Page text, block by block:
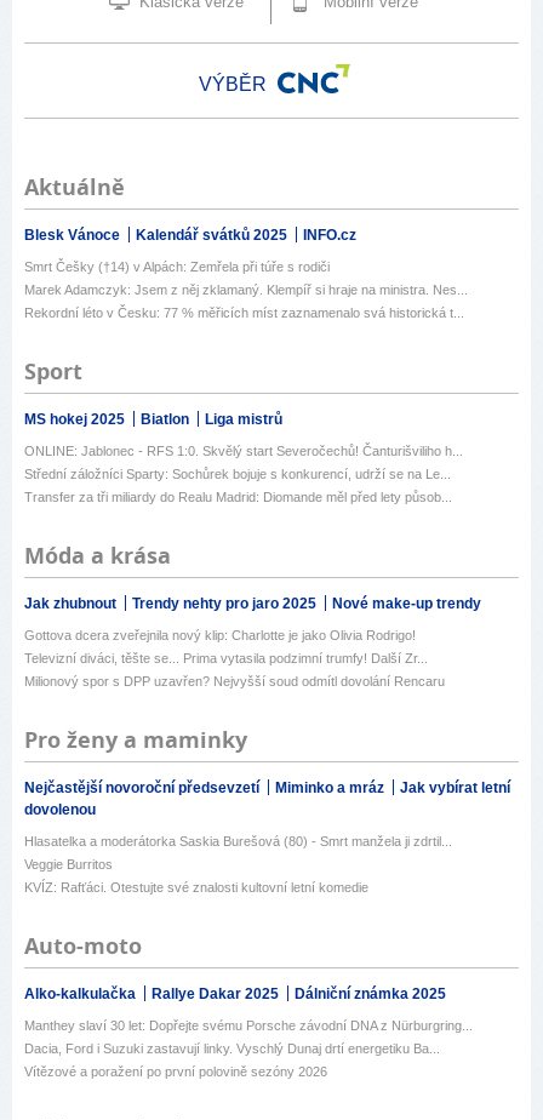
VÝBĚR
Aktuálně
Blesk Vánoce Kalendář svátků 2025 INFO.cz
Smrt Češky (†14) v Alpách: Zemřela při túře s rodiči
Marek Adamczyk: Jsem z něj zklamaný. Klempíř si hraje na ministra. Nes...
Rekordní léto v Česku: 77 % měřicích míst zaznamenalo svá historická t...
Sport
MS hokej 2025 Biatlon Liga mistrů
ONLINE: Jablonec - RFS 1:0. Skvělý start Severočechů! Čanturišviliho h...
Střední záložníci Sparty: Sochůrek bojuje s konkurencí, udrží se na Le...
Transfer za tři miliardy do Realu Madrid: Diomande měl před lety působ...
Móda a krása
Jak zhubnout Trendy nehty pro jaro 2025 Nové make-up trendy
Gottova dcera zveřejnila nový klip: Charlotte je jako Olivia Rodrigo!
Televizní diváci, těšte se... Prima vytasila podzimní trumfy! Další Zr...
Milionový spor s DPP uzavřen? Nejvyšší soud odmítl dovolání Rencaru
Pro ženy a maminky
Nejčastější novoroční předsevzetí Miminko a mráz
Jak vybírat letní
dovolenou
Hlasatelka a moderátorka Saskia Burešová (80) - Smrt manžela ji zdrtil...
Veggie Burritos
KVÍZ: Rafťáci. Otestujte své znalosti kultovní letní komedie
Auto-moto
Alko-kalkulačka Rallye Dakar 2025 Dálniční známka 2025
Manthey slaví 30 let: Dopřejte svému Porsche závodní DNA z Nürburgring...
Dacia, Ford i Suzuki zastavují linky. Vyschlý Dunaj drtí energetiku Ba...
Vítězové a poražení po první polovině sezóny 2026